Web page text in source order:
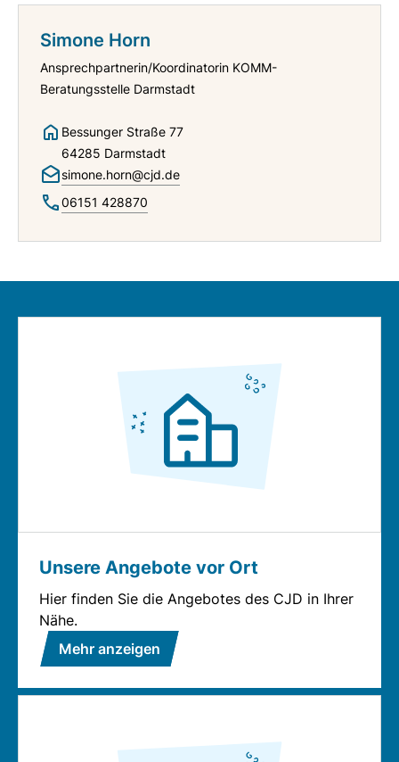
Simone Horn
Ansprechpartnerin/Koordinatorin KOMM-
Beratungsstelle Darmstadt
Bessunger Straße 77
64285 Darmstadt
simone.horn@cjd.de
06151 428870
Unsere Angebote vor Ort
Hier finden Sie die Angebotes des CJD in Ihrer
Nähe.
Mehr anzeigen